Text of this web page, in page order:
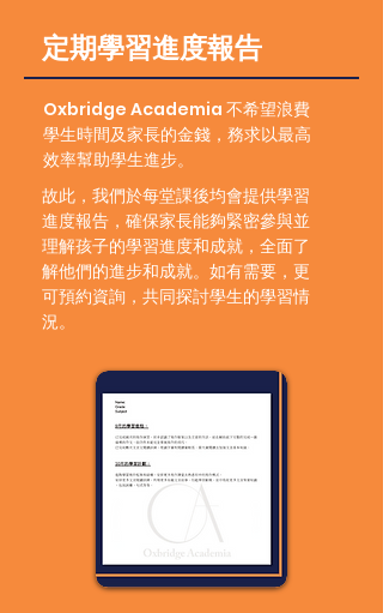
定期學習進度報告
Oxbridge Academia 不希望浪費
學生時間及家長的金錢，務求以最高
效率幫助學生進步。​
故此，我們於每堂課後均會提供學習
進度報告，確保家長能夠緊密參與並
理解孩子的學習進度和成就，全面了
解他們的進步和成就。如有需要，更
可預約資詢，共同探討學生的學習情
況。